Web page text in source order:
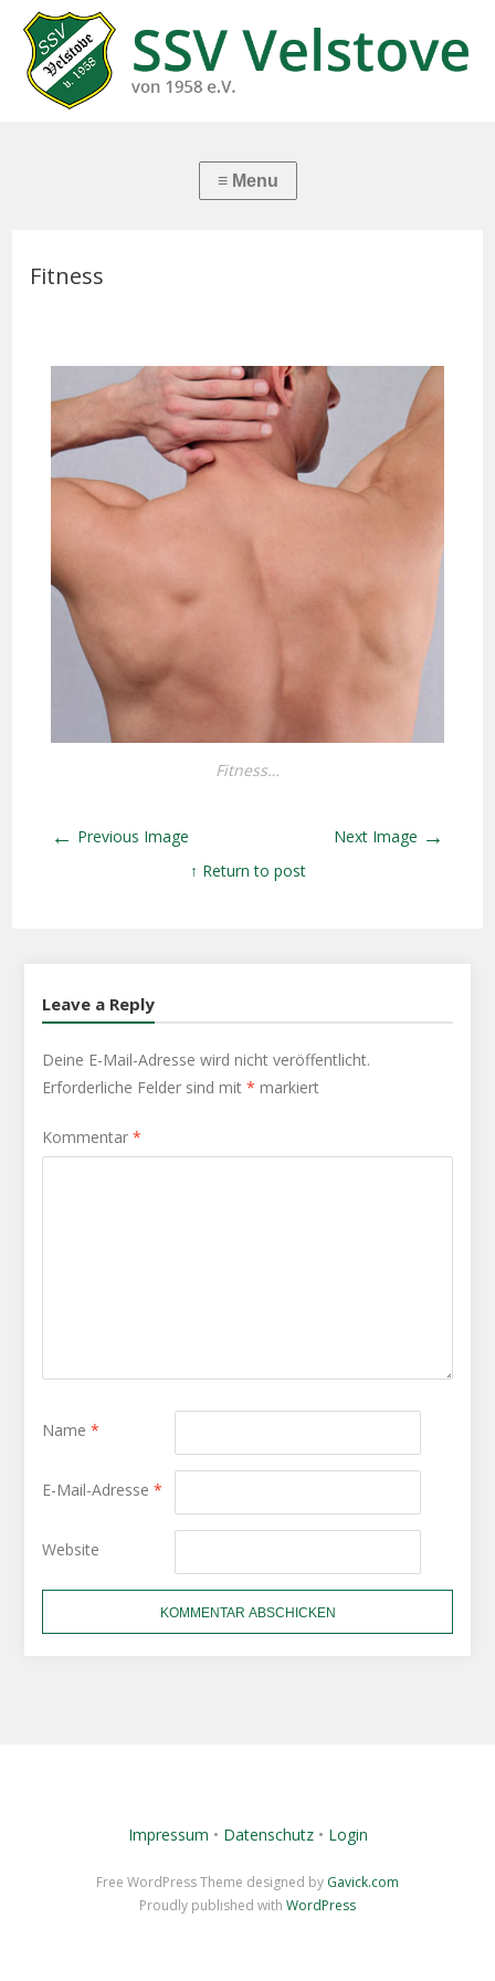
Fitness
Fitness…
← Previous Image Next Image →
↑ Return to post
Leave a Reply
Deine E-Mail-Adresse wird nicht veröffentlicht.
Erforderliche Felder sind mit * markiert
Kommentar *
Name *
E-Mail-Adresse *
Website
Impressum • Datenschutz• Login
Free WordPress Theme designed by Gavick.com
Proudly published with WordPress